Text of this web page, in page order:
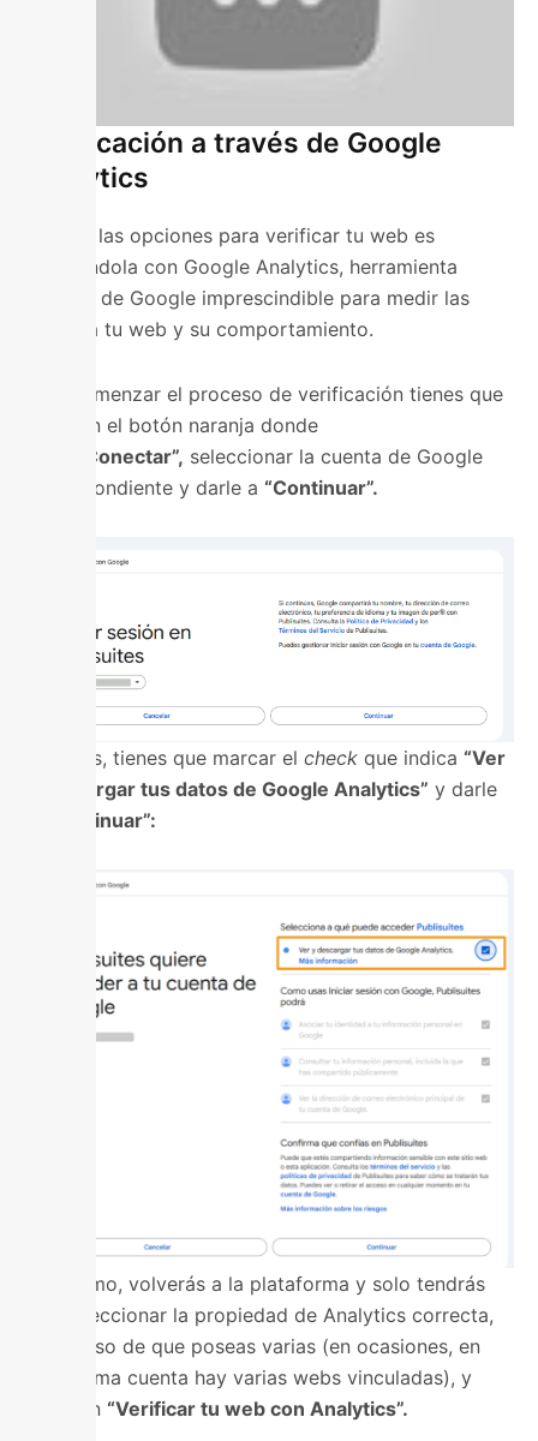
Verificación a través de Google
Analytics
Otra de las opciones para verificar tu web es
vinculándola con Google Analytics, herramienta
gratuita de Google imprescindible para medir las
visitas a tu web y su comportamiento.
Para comenzar el proceso de verificación tienes que
clicar en el botón naranja donde
“Conectar”, seleccionar la cuenta de Google
correspondiente y darle a “Continuar”.
Después, tienes que marcar el check que indica “Ver
y descargar tus datos de Google Analytics” y darle
“Continuar”:
Por último, volverás a la plataforma y solo tendrás
que seleccionar la propiedad de Analytics correcta,
en el caso de que poseas varias (en ocasiones, en
una misma cuenta hay varias webs vinculadas), y
clicar en “Verificar tu web con Analytics”.